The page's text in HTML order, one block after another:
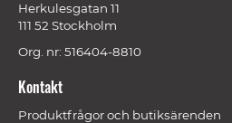
Herkulesgatan 11
111 52 Stockholm
Org. nr: 516404-8810
Kontakt
Produktfrågor och butiksärenden